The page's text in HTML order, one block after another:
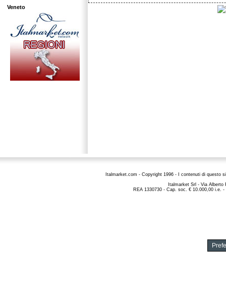
Veneto
Italmarket.com - Copyright 1996 - I contenuti di questo
Italmarket Srl - Via Alberto
REA 1330730 - Cap. soc. € 10.000,00 i.e.